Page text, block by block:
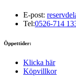
E-post:
Tel:0526-714
Öppettider:
Klicka här
Köpvillkor